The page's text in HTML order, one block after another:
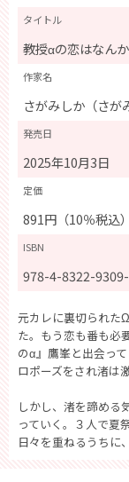
タイトル
教授αの恋はなん
作家名
さがみしか（さが
発売日
2025年10月3日
定価
891円（10％税込）
ISBN
978-4-8322-
元カレに裏切られた
た。もう恋も番も必
のα』鷹峯と出会っ
ロポーズをされ渚は激
しかし、渚を諦める
っていく。３人で夏
日々を重ねるうちに